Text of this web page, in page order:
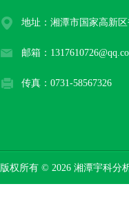
地址：湘潭市国家高新
邮箱：
传真：0731-58567326
版权所有 © 2026 湘潭宇科分